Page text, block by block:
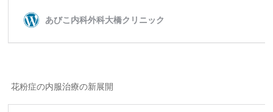
花粉症の内服治療の新展開